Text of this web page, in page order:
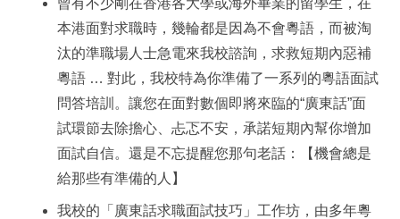
本港面對求職時，幾輪都是因為不會粵語，而被淘
汰的準職場人士急電來我校諮詢，求救短期內惡補
粵語 … 對此，我校特為你準備了一系列的粵語面試
問答培訓。讓您在面對數個即將來臨的“廣東話”面
試環節去除擔心、忐忑不安，承諾短期內幫你增加
面試自信。還是不忘提醒您那句老話：【機會總是
給那些有準備的人】
我校的「廣東話求職面試技巧」工作坊，由多年粵